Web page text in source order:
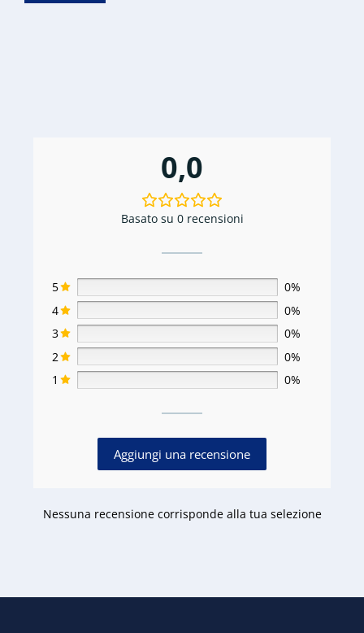
era:
0,0
Basato su 0 recensioni
5
0%
4
0%
3
0%
2
0%
1
0%
Aggiungi una recensione
Nessuna recensione corrisponde alla tua selezione